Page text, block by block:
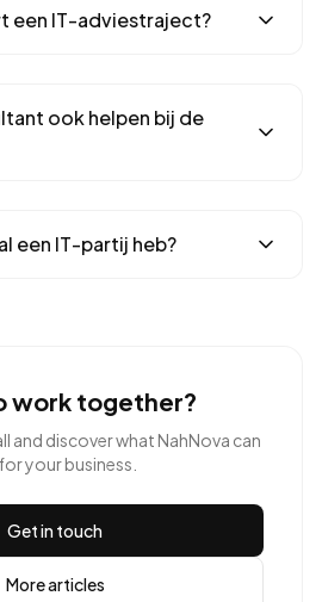
een IT-adviestraject?
ook helpen bij de
een IT-partij heb?
work together?
and discover what NahNova can
your business.
Get in touch
More articles